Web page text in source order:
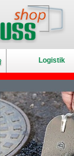
Logistik